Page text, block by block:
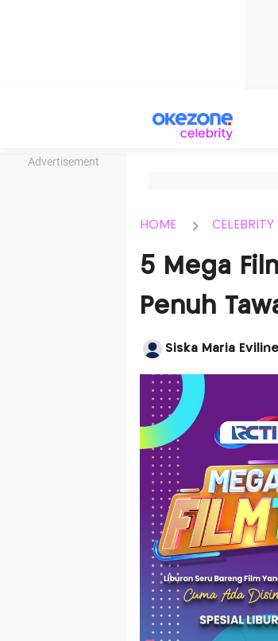
Advertisement
HOME CELEBRITY
5 Mega
Penuh
Siska Maria Eviline